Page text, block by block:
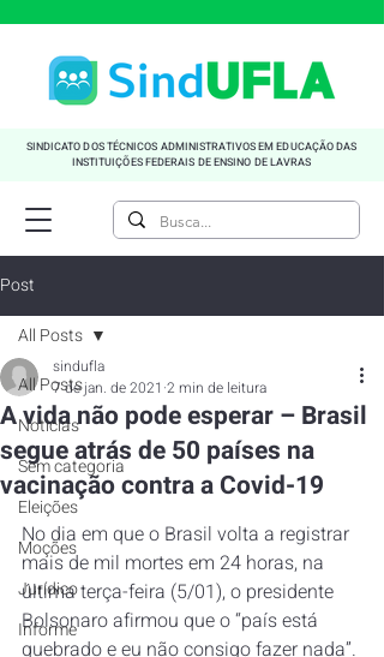
SINDICATO DOS TÉCNICOS ADMINISTRATIVOS EM EDUCAÇÃO DAS
INSTITUIÇÕES FEDERAIS DE ENSINO DE LAVRAS
Post
All Posts
Noticias
Sem categoria
Eleições
Moções
Jurídico
Informe
All Posts
A vida não pode esperar – Brasil
segue atrás de 50 países na
vacinação contra a Covid-19
sindufla
7 de jan. de 2021 2 min de leitura
No dia em que o Brasil volta a registrar
mais de mil mortes em 24 horas, na
última terça-feira (5/01), o presidente
Bolsonaro afirmou que o “país está
quebrado e eu não consigo fazer nada”.